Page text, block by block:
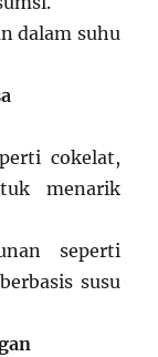
dalam suhu
cokelat,
menarik
seperti
susu